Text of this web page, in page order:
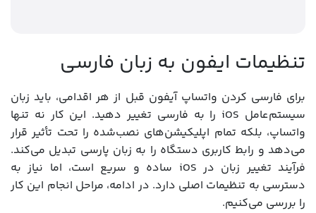
تنظیمات ایفون به زبان فارسی
برای فارسی کردن واتساپ آیفون قبل از هر اقدامی، باید زبان
سیستم‌عامل iOS را به فارسی تغییر دهید. این کار نه تنها
واتساپ، بلکه تمام اپلیکیشن‌های نصب‌شده را تحت تأثیر قرار
می‌دهد و رابط کاربری دستگاه را به زبان پارسی تبدیل می‌کند.
فرآیند تغییر زبان در iOS ساده و سریع است، اما نیاز به
دسترسی به تنظیمات اصلی دارد. در ادامه، مراحل انجام این کار
را بررسی می‌کنیم.